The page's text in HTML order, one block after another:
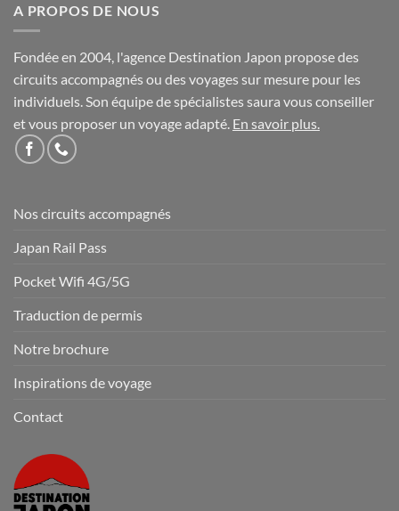
A PROPOS DE NOUS
Fondée en 2004, l'agence Destination Japon propose des
circuits accompagnés ou des voyages sur mesure pour les
individuels. Son équipe de spécialistes saura vous conseiller
et vous proposer un voyage adapté. En savoir plus
Nos circuits accompagnés
Japan Rail Pass
Pocket Wifi 4G/5G
Traduction de permis
Notre brochure
Inspirations de voyage
Contact